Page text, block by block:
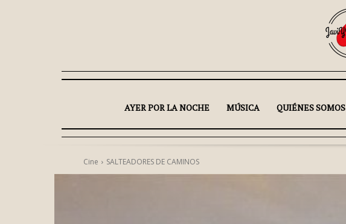
AYER POR LA NOCHE MÚSICA QUIÉNES SOMOS
Cine SALTEADORES DE CAMINOS